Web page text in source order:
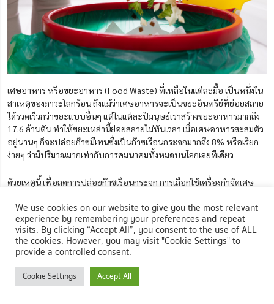
เศษอาหาร หรือขยะอาหาร (Food Waste) ที่เหลือในแต่ละมื้อ เป็นหนึ่งใน
สาเหตุของภาวะโลกร้อน ถึงแม้ว่าเศษอาหารจะเป็นขยะอินทรีย์ที่ย่อยสลาย
ได้รวดเร็วกว่าขยะแบบอื่นๆ แต่ในแต่ละปีมนุษย์เราสร้างขยะอาหารมากถึง
17.6 ล้านตัน ทำให้ขยะเหล่านี้ย่อยสลายไม่ทันเวลา เมื่อเศษอาหารสะสมตัว
อยู่นานๆ ก็จะปล่อยก๊าซมีเทนซึ่งเป็นก๊าซเรือนกระจกมากถึง 8% หรือเรียก
ง่ายๆ ว่ามีปริมาณมากเท่ากับการคมนาคมทั้งหมดบนโลกเลยทีเดียว
ด้วยเหตุนี้ เพื่อลดการปล่อยก๊าซเรือนกระจก การเลือกใช้เครื่องกำจัดเศษ
ปริมาณเศษอาหารในบ้านแล้ว ก็ยังช่วยให้ห้องครัวสะอาด ถูกสุขอนามัยมาก
ขึ้นอีกด้วย
3 วิธีเลือกเครื่องกําจัดเศษอาหารให้เหมาะกับบ้าน
We use cookies on our website to give you the most relevant
experience by remembering your preferences and repeat
visits. By clicking “Accept All”, you consent to the use of ALL
the cookies. However, you may visit "Cookie Settings" to
provide a controlled consent.
Cookie Settings Accept All